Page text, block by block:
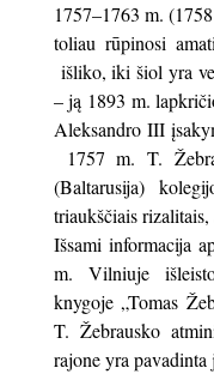
1757–1763 m.
toliau rūpinosi
išliko, iki šiol yra
– ją 1893 m.
Aleksandro III
1757 m. T.
(Baltarusija)
triaukščiais rizalitais,
Išsami informacija
m. Vilniuje
knygoje „Tomas
T. Žebrausko
rajone yra pavadinta